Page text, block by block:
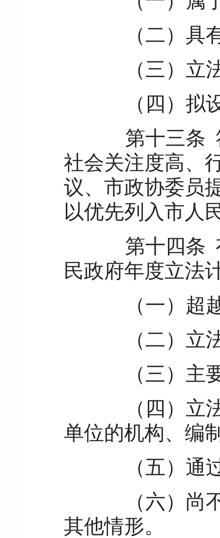
（二）具有
（三）立法
（四）拟设
第十三条
社会关注度高、
议、市政协委员
以优先列入市人
第十四条
民政府年度立法
（一）超越
（二）立法
（三）主要
（四）立法
单位的机构、编
（五）通过
（六）尚不
其他情形。